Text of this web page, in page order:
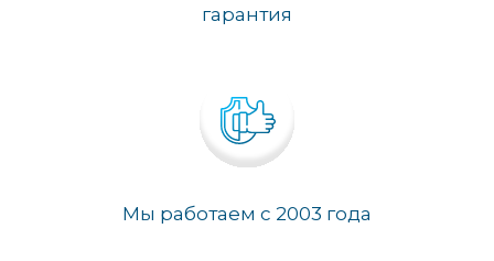
гарантия
Мы работаем с 2003 года